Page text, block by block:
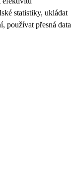
statistiky, ukládat
používat přesná data